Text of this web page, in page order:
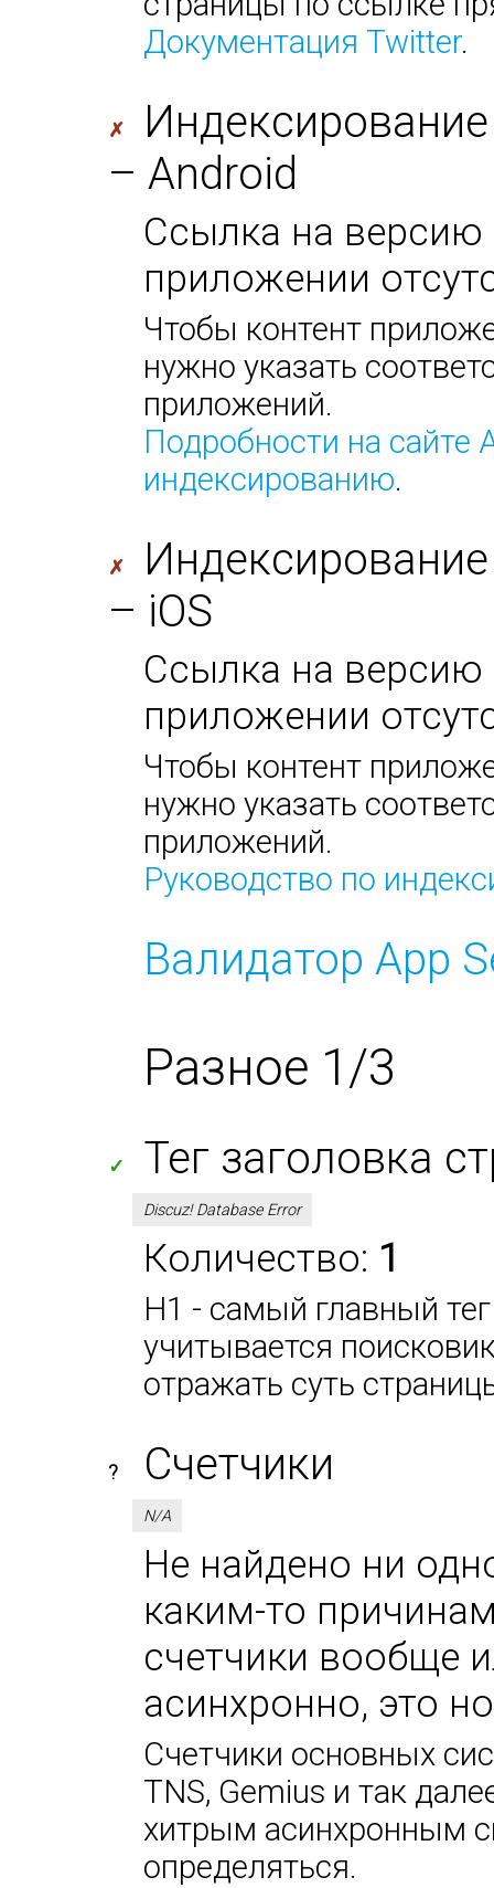
Документация Twitter.
✗
– Android
Ссылка на версию
приложении
Чтобы контент
нужно указать
приложений.
Подробности на сайте
индексированию.
✗
– iOS
Ссылка на версию
приложении
Чтобы контент
нужно указать
приложений.
Руководство по
Валидатор App
Разное 1/3
✓ Тег заголовка
Discuz! Database Error
Количество: 1
H1 - самый главный
учитывается
отражать суть
? Счетчики
N/A
Не найдено ни
каким-то
счетчики вообще
асинхронно, это
Счетчики основных
TNS, Gemius и так
хитрым асинхронным
определяться.